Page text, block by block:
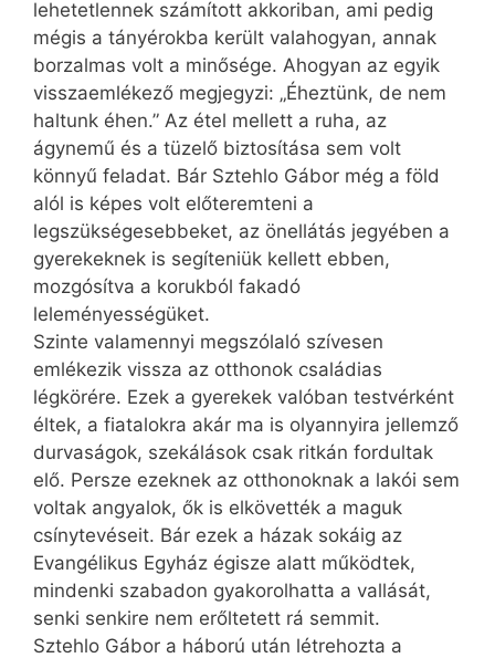
lehetetlennek számított akkoriban, ami pedig
mégis a tányérokba került valahogyan, annak
borzalmas volt a minősége. Ahogyan az egyik
visszaemlékező megjegyzi: „Éheztünk, de nem
haltunk éhen.” Az étel mellett a ruha, az
ágynemű és a tüzelő biztosítása sem volt
könnyű feladat. Bár Sztehlo Gábor még a föld
alól is képes volt előteremteni a
legszükségesebbeket, az önellátás jegyében a
gyerekeknek is segíteniük kellett ebben,
mozgósítva a korukból fakadó
leleményességüket.
Szinte valamennyi megszólaló szívesen
emlékezik vissza az otthonok családias
légkörére. Ezek a gyerekek valóban testvérként
éltek, a fiatalokra akár ma is olyannyira jellemző
durvaságok, szekálások csak ritkán fordultak
elő. Persze ezeknek az otthonoknak a lakói sem
voltak angyalok, ők is elkövették a maguk
csínytevéseit. Bár ezek a házak sokáig az
Evangélikus Egyház égisze alatt működtek,
mindenki szabadon gyakorolhatta a vallását,
senki senkire nem erőltetett rá semmit.
Sztehlo Gábor a háború után létrehozta a